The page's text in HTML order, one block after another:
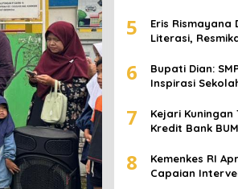
5
Eris Rismayana
Literasi,
6
Bupati Dian:
Inspirasi
7
Kejari Kuningan
Kredit Bank
8
Kemenkes RI
Capaian